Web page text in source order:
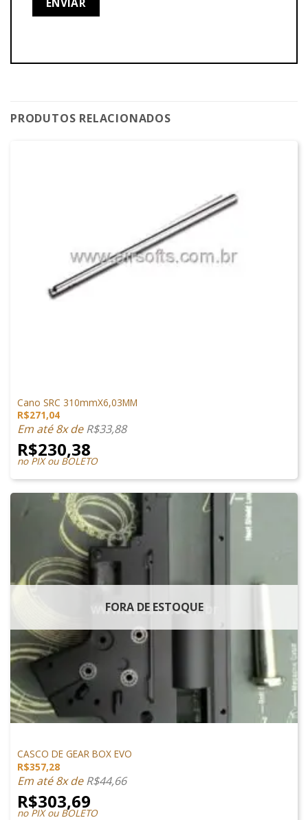
PRODUTOS RELACIONADOS
Cano SRC 310mmX6,03MM
R$271,04
Em até 8x deR$33,88
R$230,38
no PIX ou BOLETO
FORA DE ESTOQUE
CASCO DE GEAR BOX EVO
R$357,28
Em até 8x deR$44,66
R$303,69
no PIX ou BOLETO